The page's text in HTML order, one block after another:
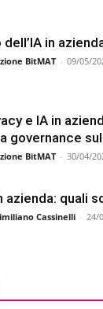
dell’IA in
BitMAT - 09/05/
e IA in
governance
BitMAT - 30/04/
azienda: quali
Cassinelli - 24/